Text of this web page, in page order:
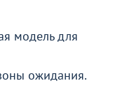
модель для
ожидания.